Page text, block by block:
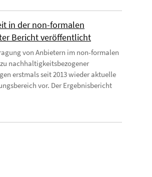
in der non-formalen
Bericht veröffentlicht
von Anbietern im non-formalen
nachhaltigkeitsbezogener
erstmals seit 2013 wieder aktuelle
vor. Der Ergebnisbericht